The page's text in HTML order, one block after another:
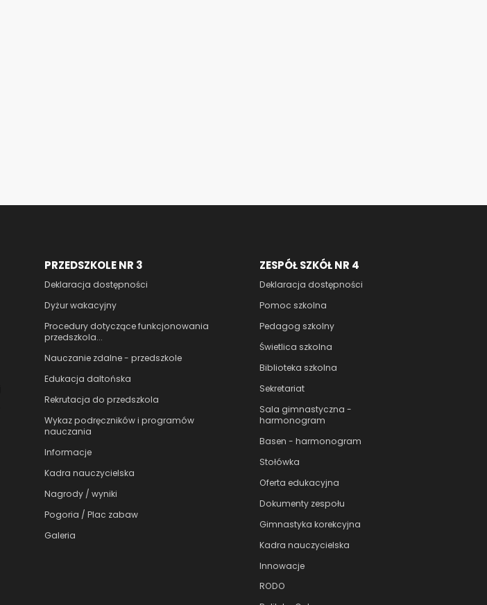
PRZEDSZKOLE NR 3
Deklaracja dostępności
Dyżur wakacyjny
Procedury dotyczące funkcjonowania
przedszkola...
Nauczanie zdalne - przedszkole
Edukacja daltońska
Rekrutacja do przedszkola
Wykaz podręczników i programów
nauczania
Informacje
Kadra nauczycielska
Nagrody / wyniki
Pogoria / Plac zabaw
Galeria
ZESPÓŁ SZKÓŁ NR 4
Deklaracja dostępności
Pomoc szkolna
Pedagog szkolny
Świetlica szkolna
Biblioteka szkolna
Sekretariat
Sala gimnastyczna -
harmonogram
Basen - harmonogram
Stołówka
Oferta edukacyjna
Dokumenty zespołu
Gimnastyka korekcyjna
Kadra nauczycielska
Innowacje
RODO